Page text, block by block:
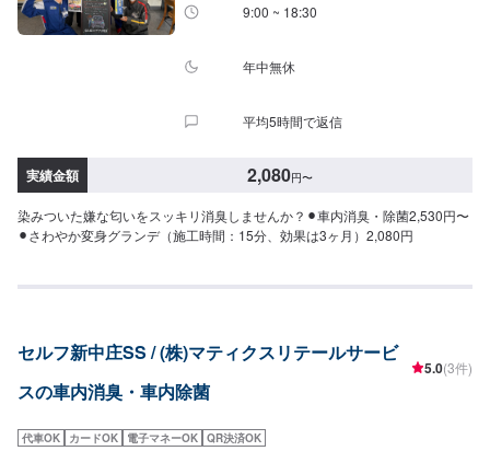
9:00 ~ 18:30
年中無休
平均5時間で返信
実績金額 2,080円〜
染みついた嫌な匂いをスッキリ消臭しませんか？⚫︎車内消臭・除菌2,530円〜
⚫︎さわやか変身グランデ（施工時間：15分、効果は3ヶ月）2,080円
セルフ新中庄SS / (株)マティクスリテールサービ
スの車内消臭・車内除菌
5.0(3件)
代車OK カードOK 電子マネーOK QR決済OK